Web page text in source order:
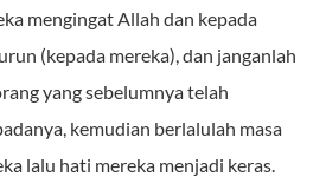
mengingat Allah dan kepada
(kepada mereka), dan janganlah
yang sebelumnya telah
kemudian berlalulah masa
lalu hati mereka menjadi keras.